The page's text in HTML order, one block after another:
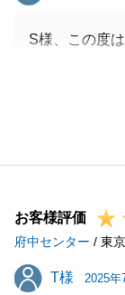
S様、この度
販売当初お声
今後の営業活
お客様評価
府中センター / 東
T様
T様 2025年